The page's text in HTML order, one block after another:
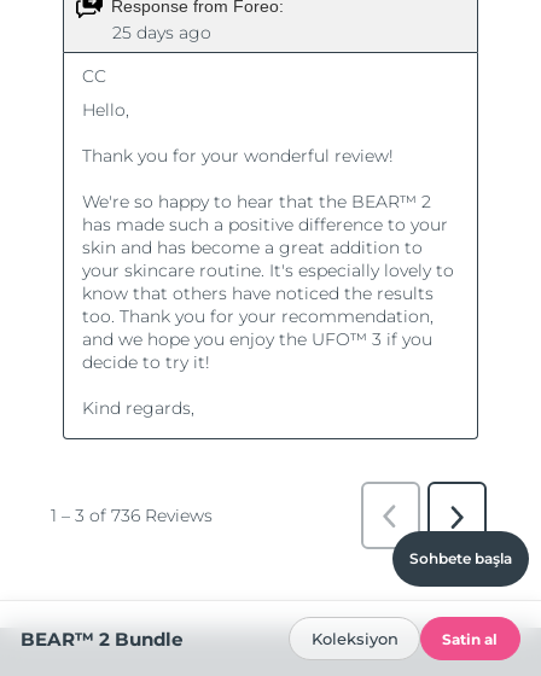
Sohbete başla
BEAR™ 2 Bundle Koleksiyon Satin al